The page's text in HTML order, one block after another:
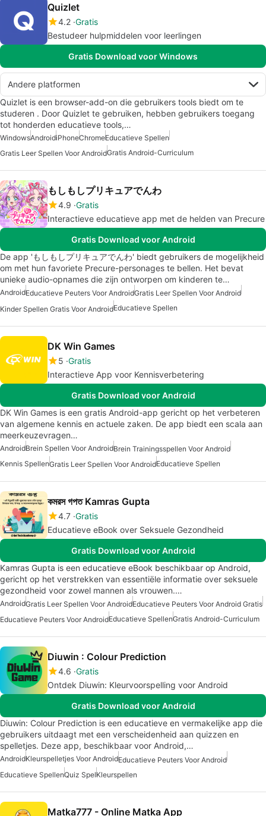
Quizlet
4.2 Gratis
Bestudeer hulpmiddelen voor leerlingen
Gratis Download voor Windows
Andere platformen
Quizlet is een browser-add-on die gebruikers tools biedt om te
studeren . Door Quizlet te gebruiken, hebben gebruikers toegang
tot honderden educatieve tools,…
WindowsAndroidiPhoneChromeEducatieve Spellen
Gratis Leer Spellen Voor AndroidGratis Android-Curriculum
もしもしプリキュアでんわ
4.9 Gratis
Interactieve educatieve app met de helden van Precure
Gratis Download voor Android
De app 'もしもしプリキュアでんわ' biedt gebruikers de mogelijkheid
om met hun favoriete Precure-personages te bellen. Het bevat
unieke audio-opnames die zijn ontworpen om kinderen te…
AndroidEducatieve Peuters Voor AndroidGratis Leer Spellen Voor Android
Kinder Spellen Gratis Voor AndroidEducatieve Spellen
DK Win Games
5 Gratis
Interactieve App voor Kennisverbetering
Gratis Download voor Android
DK Win Games is een gratis Android-app gericht op het verbeteren
van algemene kennis en actuele zaken. De app biedt een scala aan
meerkeuzevragen…
AndroidBrein Spellen Voor AndroidBrein Trainingsspellen Voor Android
Kennis SpellenGratis Leer Spellen Voor AndroidEducatieve Spellen
কমরস গপত Kamras Gupta
4.7 Gratis
Educatieve eBook over Seksuele Gezondheid
Gratis Download voor Android
Kamras Gupta is een educatieve eBook beschikbaar op Android,
gericht op het verstrekken van essentiële informatie over seksuele
gezondheid voor zowel mannen als vrouwen.…
AndroidGratis Leer Spellen Voor AndroidEducatieve Peuters Voor Android Gratis
Educatieve Peuters Voor AndroidEducatieve SpellenGratis Android-Curriculum
Diuwin : Colour Prediction
4.6 Gratis
Ontdek Diuwin: Kleurvoorspelling voor Android
Gratis Download voor Android
Diuwin: Colour Prediction is een educatieve en vermakelijke app die
gebruikers uitdaagt met een verscheidenheid aan quizzen en
spelletjes. Deze app, beschikbaar voor Android,…
AndroidKleurspelletjes Voor AndroidEducatieve Peuters Voor Android
Educatieve SpellenQuiz SpelKleurspellen
Matka777 - Online Matka App